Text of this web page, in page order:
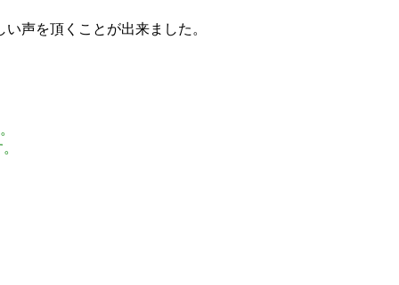
い声を頂くことが出来ました。